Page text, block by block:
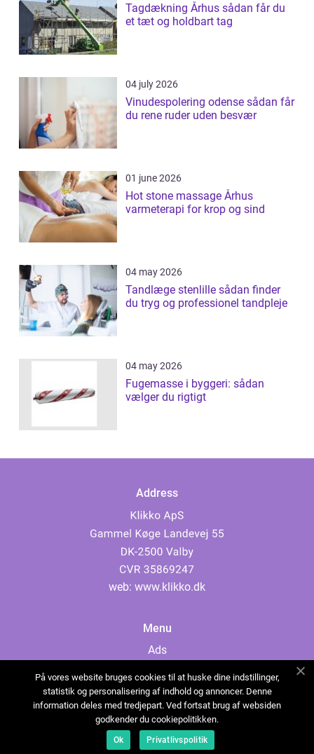
Tagdækning Århus sådan får du
et tæt og holdbart tag
04 july 2026
Vinudespolering odense sådan får
du rene ruder uden besvær
01 june 2026
Hot stone massage Århus
varmeterapi for krop og sind
04 may 2026
Tandlæge stenlille sådan finder
du tryg og professionel tandpleje
04 may 2026
Fugemasse i byggeri: sådan
vælger du rigtigt
Address
web: www.klikko.dk
Menu
Ads
Cookies
Contact
Sitemap
På vores website bruges cookies til at huske dine indstillinger,
statistik og personalisering af indhold og annoncer. Denne
information deles med tredjepart. Ved fortsat brug af websiden
godkender du cookiepolitikken.
Ok Privatlivspolitik